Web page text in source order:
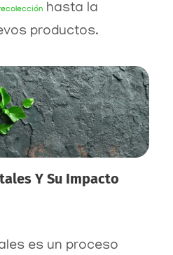
hasta la
productos.
Y Su Impacto
es un proceso